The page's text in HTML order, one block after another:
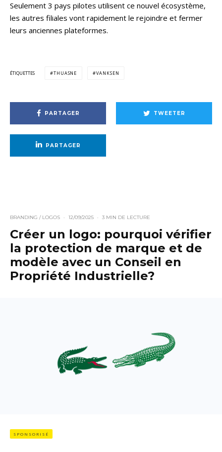
Seulement 3 pays pilotes utilisent ce nouvel écosystème,
les autres filiales vont rapidement le rejoindre et fermer
leurs anciennes plateformes.
ÉTIQUETTES THUASNE VANKSEN
PARTAGER TWEETER
PARTAGER
BRANDING / LOGOS · 12/09/2025 · 3 MIN DE LECTURE
Créer un logo: pourquoi vérifier
la protection de marque et de
modèle avec un Conseil en
Propriété Industrielle?
SPONSORISÉ